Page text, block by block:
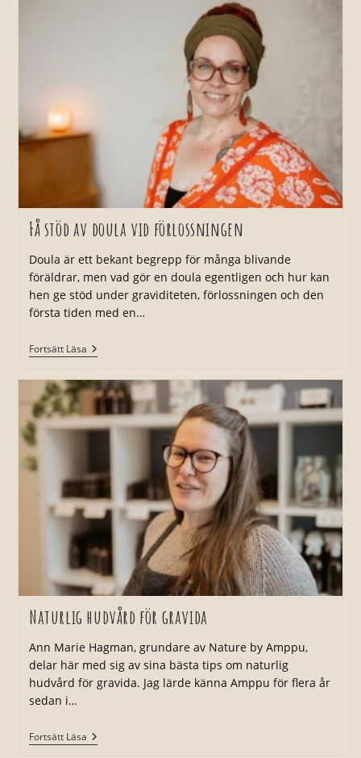
Få stöd av doula vid förlossningen
Doula är ett bekant begrepp för många blivande
föräldrar, men vad gör en doula egentligen och hur kan
hen ge stöd under graviditeten, förlossningen och den
första tiden med en…
Fortsätt LäsaFå
Stöd
Doula
Vid
Förlossningen
Naturlig hudvård för gravida
Ann Marie Hagman, grundare av Nature by Amppu,
delar här med sig av sina bästa tips om naturlig
hudvård för gravida. Jag lärde känna Amppu för flera år
sedan i…
Fortsätt LäsaNaturlig
Hudvård